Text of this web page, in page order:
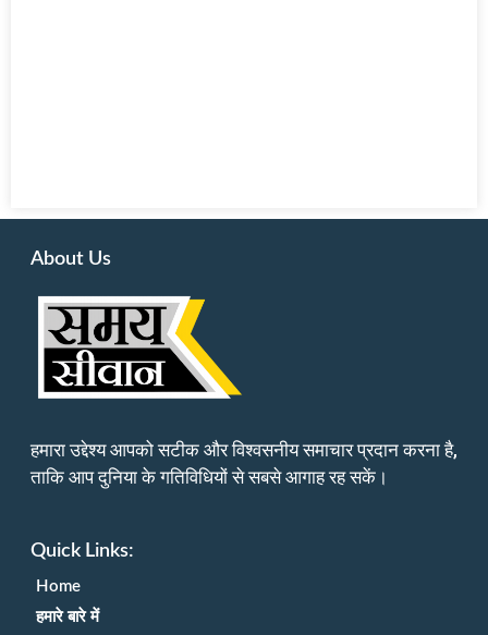
About Us
हमारा उद्देश्य आपको सटीक और विश्वसनीय समाचार प्रदान करना है,
ताकि आप दुनिया के गतिविधियों से सबसे आगाह रह सकें।
Quick Links:
Home
हमारे बारे में